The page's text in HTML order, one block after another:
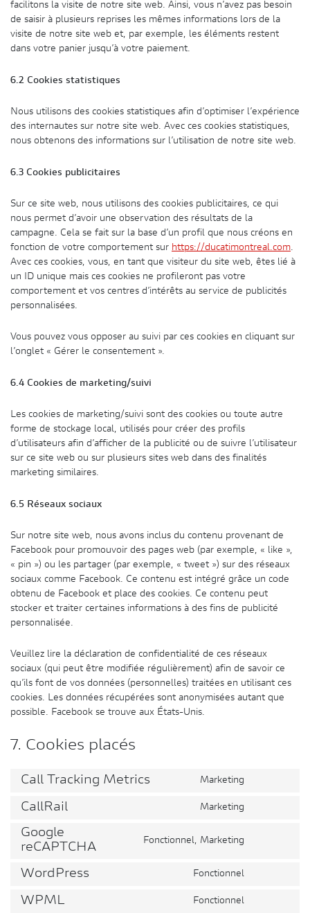
facilitons la visite de notre site web. Ainsi, vous n’avez pas besoin
de saisir à plusieurs reprises les mêmes informations lors de la
visite de notre site web et, par exemple, les éléments restent
dans votre panier jusqu’à votre paiement.
6.2 Cookies statistiques
Nous utilisons des cookies statistiques afin d’optimiser l’expérience
des internautes sur notre site web. Avec ces cookies statistiques,
nous obtenons des informations sur l’utilisation de notre site web.
6.3 Cookies publicitaires
Sur ce site web, nous utilisons des cookies publicitaires, ce qui
nous permet d’avoir une observation des résultats de la
campagne. Cela se fait sur la base d’un profil que nous créons en
fonction de votre comportement sur https://ducatimontreal.com.
Avec ces cookies, vous, en tant que visiteur du site web, êtes lié à
un ID unique mais ces cookies ne profileront pas votre
comportement et vos centres d’intérêts au service de publicités
personnalisées.
Vous pouvez vous opposer au suivi par ces cookies en cliquant sur
l’onglet « Gérer le consentement ».
6.4 Cookies de marketing/suivi
Les cookies de marketing/suivi sont des cookies ou toute autre
forme de stockage local, utilisés pour créer des profils
d’utilisateurs afin d’afficher de la publicité ou de suivre l’utilisateur
sur ce site web ou sur plusieurs sites web dans des finalités
marketing similaires.
6.5 Réseaux sociaux
Sur notre site web, nous avons inclus du contenu provenant de
Facebook pour promouvoir des pages web (par exemple, « like »,
« pin ») ou les partager (par exemple, « tweet ») sur des réseaux
sociaux comme Facebook. Ce contenu est intégré grâce un code
obtenu de Facebook et place des cookies. Ce contenu peut
stocker et traiter certaines informations à des fins de publicité
personnalisée.
Veuillez lire la déclaration de confidentialité de ces réseaux
sociaux (qui peut être modifiée régulièrement) afin de savoir ce
qu’ils font de vos données (personnelles) traitées en utilisant ces
cookies. Les données récupérées sont anonymisées autant que
possible. Facebook se trouve aux États-Unis.
7. Cookies placés
Call Tracking Metrics Marketing
CallRail Marketing
Google
reCAPTCHA
Fonctionnel, Marketing
WordPress Fonctionnel
WPML Fonctionnel